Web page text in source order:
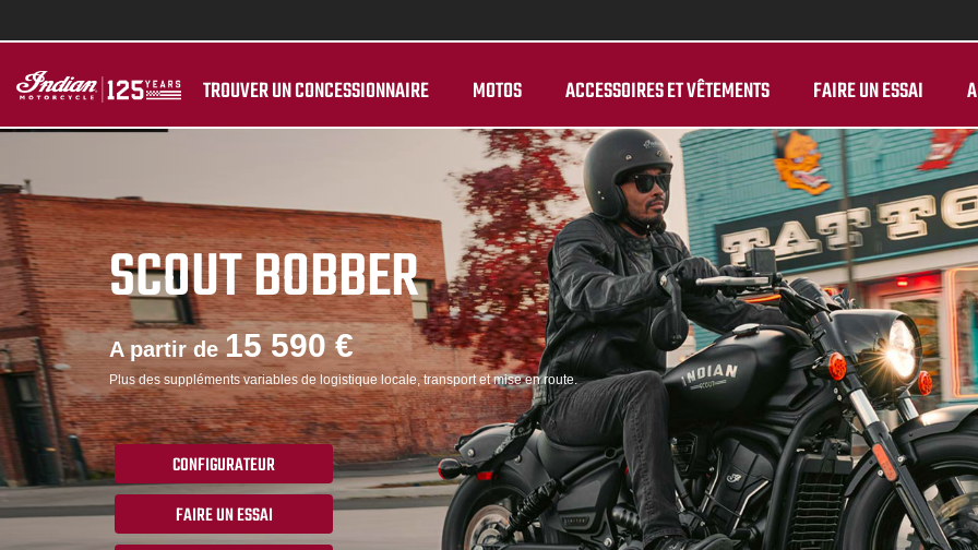
TROUVER UN CONCESSIONNAIRE MOTOS ACCESSOIRES ET VÊTEMENTS FAIRE UN ESSAI
SCOUT BOBBER
A partir de15 590 €
Plus des suppléments variables de logistique locale, transport et mise en route.
CONFIGURATEUR
FAIRE UN ESSAI